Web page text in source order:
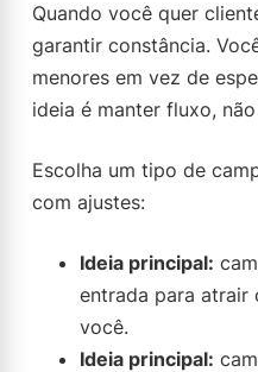
Quando você quer
garantir constância.
menores em vez de
ideia é manter fluxo,
Escolha um tipo de
com ajustes:
Ideia principal:
entrada para atrair
você.
Ideia principal: